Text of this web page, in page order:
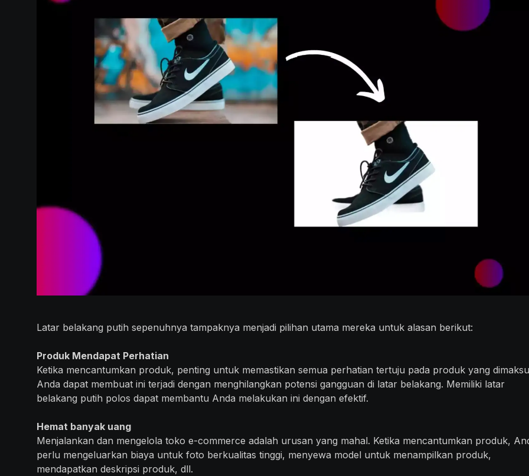
Latar belakang putih sepenuhnya tampaknya menjadi pilihan utama mereka untuk alasan berikut:
Produk Mendapat Perhatian
Ketika mencantumkan produk, penting untuk memastikan semua perhatian tertuju pada produk yang
Anda dapat membuat ini terjadi dengan menghilangkan potensi gangguan di latar belakang. Memiliki latar
belakang putih polos dapat membantu Anda melakukan ini dengan efektif.
Hemat banyak uang
Menjalankan dan mengelola toko e-commerce adalah urusan yang mahal. Ketika mencantumkan produk,
perlu mengeluarkan biaya untuk foto berkualitas tinggi, menyewa model untuk menampilkan produk,
mendapatkan deskripsi produk, dll.